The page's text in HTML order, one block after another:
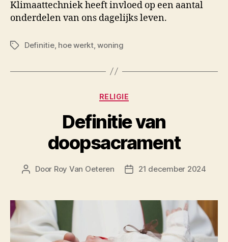
Klimaattechniek heeft invloed op een aantal
onderdelen van ons dagelijks leven.
TagsDefinitie, hoe werkt,woning
Categorieën
RELIGIE
Definitie van
doopsacrament
Berichtauteur
Door Roy Van Oeteren Berichtdatum
21 december 2024